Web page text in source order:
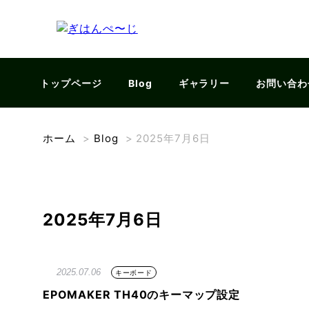
トップページ Blog ギャラリー お問い合
ホーム > Blog > 2025年7月6日
2025年7月6日
2025.07.06 キーボード
EPOMAKER TH40のキーマップ設定